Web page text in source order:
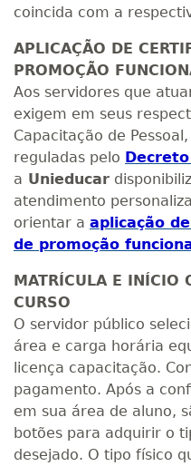
coincida com a
APLICAÇÃO DE
PROMOÇÃO
Aos servidores que
exigem em seus
Capacitação de
reguladas pelo
a Unieducar
atendimento
orientar a aplicação
de promoção
MATRÍCULA E INÍCIO
CURSO
O servidor público
área e carga horária
licença capacitação.
pagamento. Após a
em sua área de aluno,
botões para adquirir o
desejado. O tipo físico